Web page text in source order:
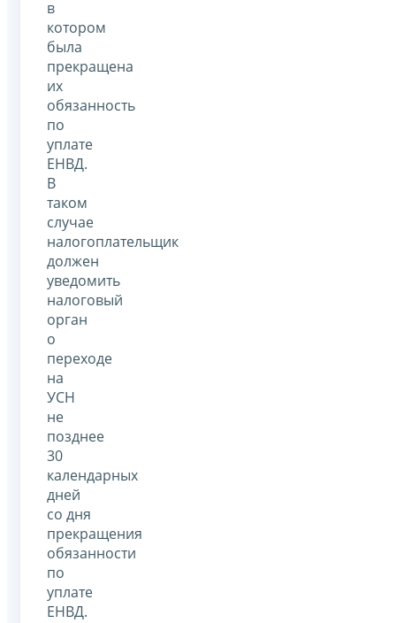
в
котором
была
прекращена
их
обязанность
по
уплате
ЕНВД.
В
таком
случае
налогоплательщик
должен
уведомить
налоговый
орган
о
переходе
на
УСН
не
позднее
30
календарных
дней
со дня
прекращения
обязанности
по
уплате
ЕНВД.